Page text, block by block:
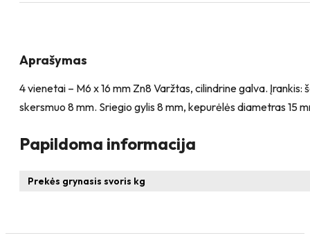
Aprašymas
4 vienetai – M6 x 16 mm Zn8 Varžtas, cilindrine galva.
skersmuo 8 mm. Sriegio gylis 8 mm, kepurėlės diametras 15
Papildoma informacija
Prekės grynasis svoris kg